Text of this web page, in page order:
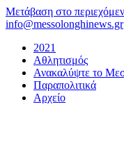
Μετάβαση στο
info@messolonghinews.gr
2021
Αθλητισμός
Ανακαλύψτε το
Παραπολιτικά
Αρχείο